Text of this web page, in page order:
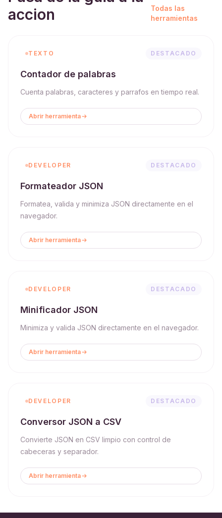
accion
Todas las
herramientas
TEXTO DESTACADO
Contador de palabras
Cuenta palabras, caracteres y parrafos en tiempo real.
Abrir herramienta
DEVELOPER DESTACADO
Formateador JSON
Formatea, valida y minimiza JSON directamente en el
navegador.
Abrir herramienta
DEVELOPER DESTACADO
Minificador JSON
Minimiza y valida JSON directamente en el navegador.
Abrir herramienta
DEVELOPER DESTACADO
Conversor JSON a CSV
Convierte JSON en CSV limpio con control de
cabeceras y separador.
Abrir herramienta